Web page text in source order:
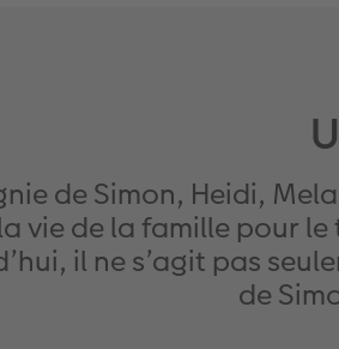
de Simon, Heidi,
vie de la famille pour
il ne s’agit pas
de